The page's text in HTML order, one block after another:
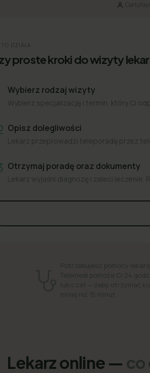
TO DZIAŁA
proste kroki do wizyty
Wybierz rodzaj wizyty
Wybierz specjalizację i termin, który Ci
Opisz dolegliwości
Lekarz przeprowadzi teleporadę przez
Otrzymaj poradę oraz dokumenty
Lekarz wyjaśni diagnozę i zaleci leczenie.
Potrzebujesz pomocy
Telemedi pomoże Ci 24
lub czat — żeby otrzymać
mniej niż 15 minut.
Lekarz online — co